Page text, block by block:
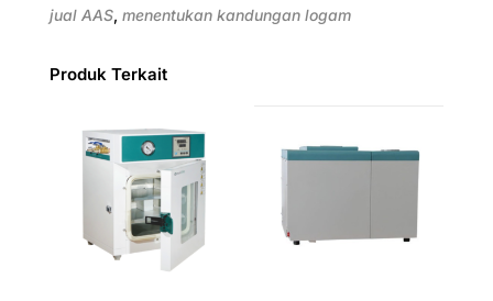
jual AAS, menentukan kandungan logam
Produk Terkait